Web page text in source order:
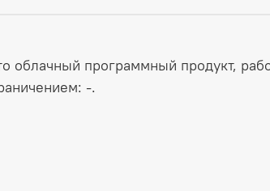
программный продукт,
-.